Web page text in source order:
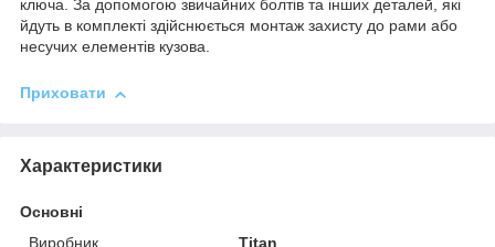
ключа. За допомогою звичайних болтів та інших деталей, які
йдуть в комплекті здійснюється монтаж захисту до рами або
несучих елементів кузова.
Приховати
Характеристики
Основні
Виробник
Titan